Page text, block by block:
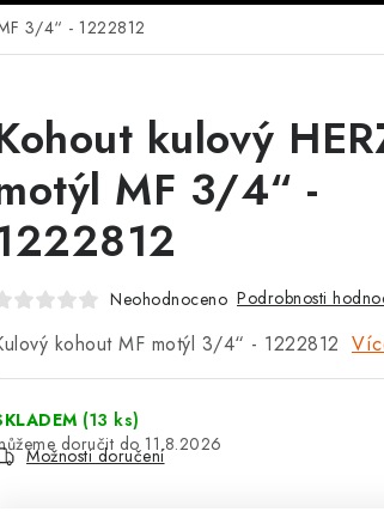
3/4“ - 1222812
kulový
MF 3/4“ -
Neohodnoceno Podrobnosti
kohout MF motýl 3/4“ - 1222812
(13 ks)
11.8.2026
Možnosti doručení